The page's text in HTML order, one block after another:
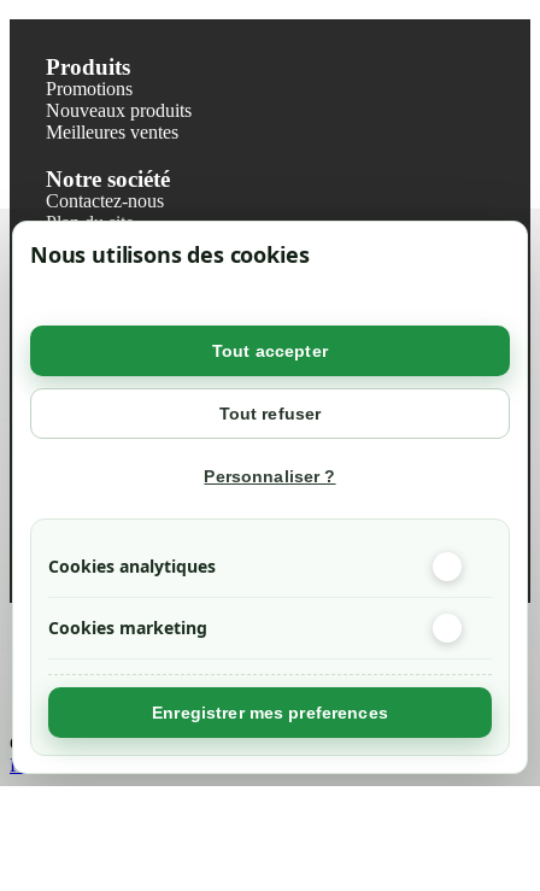
Nous utilisons des cookies
Tout accepter
Tout refuser
Personnaliser ?
Cookies analytiques
Cookies marketing
Enregistrer mes preferences
Produits
Promotions
Nouveaux produits
Meilleures ventes
Notre société
Contactez-nous
Plan du site
Magasin
Mentions légales
Politique de confidentialité RGPD
Votre compte
info@green-tech-shop.com
Created byNageoconcept
Chargement...
Retour en haut